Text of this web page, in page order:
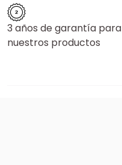
3 años de garantía para
nuestros productos